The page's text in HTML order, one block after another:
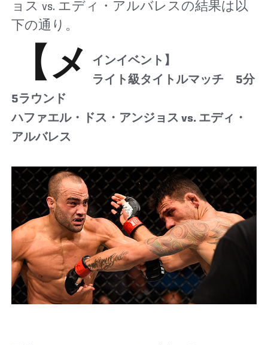
ョス vs. エディ・アルバレスの結果は以
下の通り。
【メ
インイベント】
ライト級タイトルマッチ 5分
5ラウンド
ハファエル・ドス・アンジョス vs. エディ・
アルバレス